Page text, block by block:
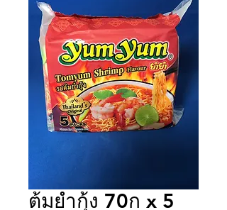
ต้มยำกุ้ง 70ก x 5